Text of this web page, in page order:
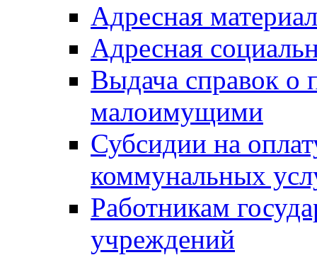
Адресная
Адресная
Выдача справок о
малоимущими
Субсидии на
коммунальных
Работникам
учреждений